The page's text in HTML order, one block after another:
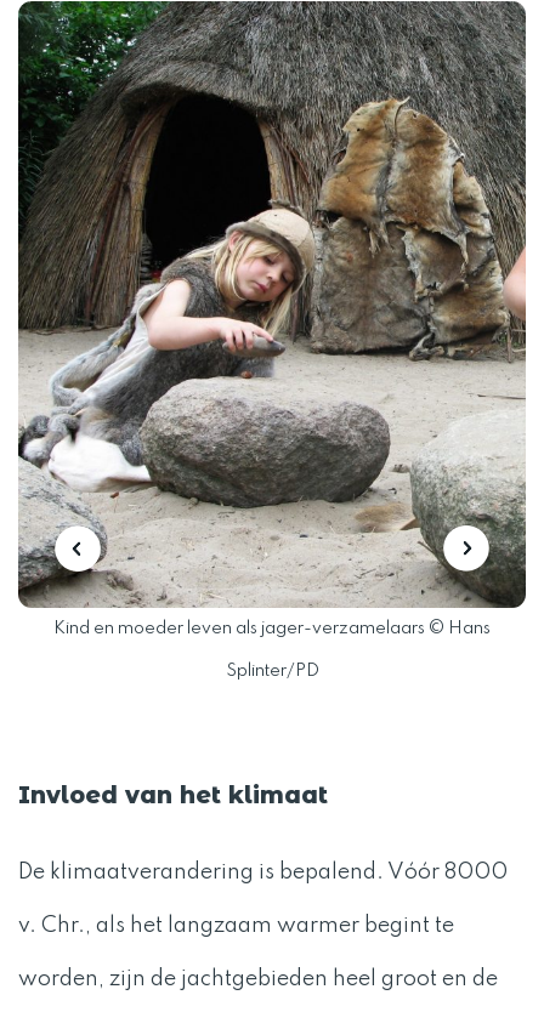
Kind en moeder leven als jager-verzamelaars © Hans
Splinter/PD
Invloed van het klimaat
De klimaatverandering is bepalend. Vóór 8000
v. Chr., als het langzaam warmer begint te
worden, zijn de jachtgebieden heel groot en de